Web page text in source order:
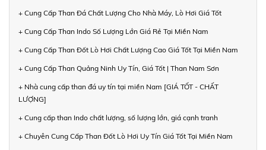
+ Cung Cấp Than Đá Chất Lượng Cho Nhà Máy, Lò Hơi Giá Tốt
+ Cung Cấp Than Indo Số Lượng Lớn Giá Rẻ Tại Miền Nam
+ Cung Cấp Than Đốt Lò Hơi Chất Lượng Cao Giá Tốt Tại Miền Nam
+ Cung Cấp Than Quảng Ninh Uy Tín, Giá Tốt | Than Nam Sơn
+ Nhà cung cấp than đá uy tín tại miền Nam [GIÁ TỐT - CHẤT
LƯỢNG]
+ Cung cấp than Indo chất lượng, số lượng lớn, giá cạnh tranh
+ Chuyên Cung Cấp Than Đốt Lò Hơi Uy Tín Giá Tốt Tại Miền Nam